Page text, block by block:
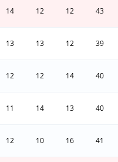
14 12 12 43
13 13 12 39
12 12 14 40
11 14 13 40
12 10 16 41